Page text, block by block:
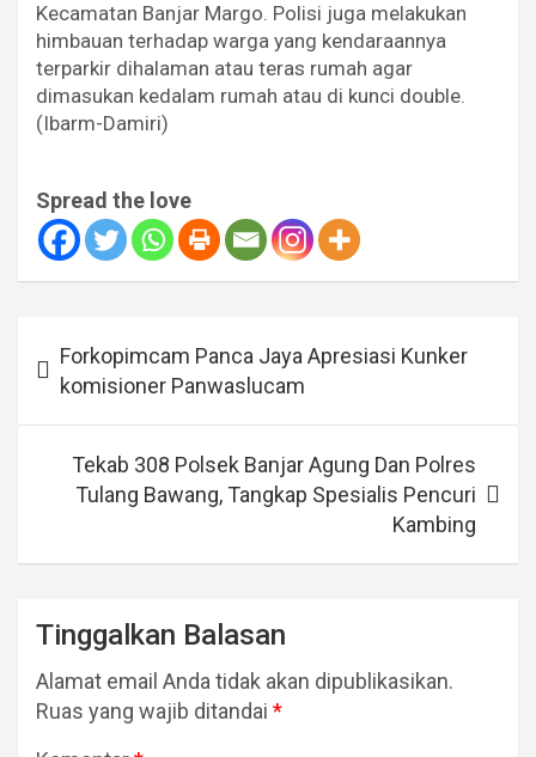
Kecamatan Banjar Margo. Polisi juga melakukan
himbauan terhadap warga yang kendaraannya
terparkir dihalaman atau teras rumah agar
dimasukan kedalam rumah atau di kunci double.
(Ibarm-Damiri)
Spread the love
posForkopimcam Panca Jaya Apresiasi Kunker
komisioner Panwaslucam
Tekab 308 Polsek Banjar Agung Dan Polres
Tulang Bawang, Tangkap Spesialis Pencuri
Kambing
Tinggalkan Balasan
Alamat email Anda tidak akan dipublikasikan.
Ruas yang wajib ditandai *